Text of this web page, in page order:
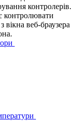
контролерів.
контролювати
вікна веб-браузера